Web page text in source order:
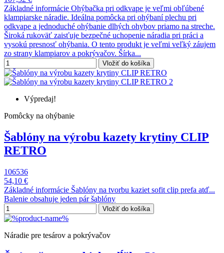
Základné informácie Ohýbačka pri odkvape je veľmi obľúbené
klampiarske náradie. Ideálna pomôcka pri ohýbaní plechu pri
odkvape a jednoduché ohýbanie dlhých ohybov priamo na streche.
Široká rukoväť zaisťuje bezpečné uchopenie náradia pri práci a
vysokú presnosť ohýbania. O tento produkt je veľmi veľký záujem
zo strany klampiarov a pokrývačov. Šírka...
Vložiť do košíka
Výpredaj!
Pomôcky na ohýbanie
Šablóny na výrobu kazety krytiny CLIP
RETRO
106536
54,10 €
Základné informácie Šablóny na tvorbu kaziet sofit clip prefa atď...
Balenie obsahuje jeden pár šablóny
Vložiť do košíka
Náradie pre tesárov a pokrývačov